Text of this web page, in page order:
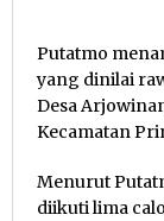
Putatmo
yang dinilai
Desa
Kecamatan
Menurut
diikuti lima